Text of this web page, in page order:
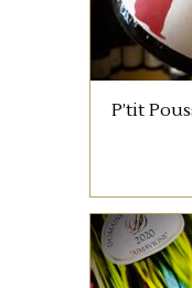
P’tit